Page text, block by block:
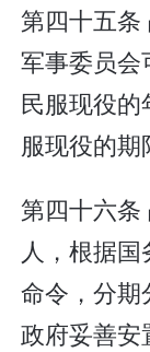
第四十五条
军事委员会
民服现役
服现役的期
第四十六条
人，根据
命令，分期
政府妥善安